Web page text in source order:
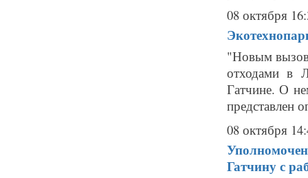
08 октября
"Новым
отходами в
Гатчине. О
представлен
08 октября
Гатчину с